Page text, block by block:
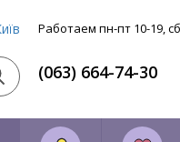
Работаем пн-пт 10-19,
(063) 664-74-30